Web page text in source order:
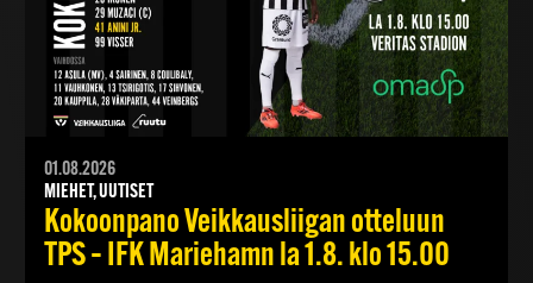
01.08.2026
MIEHET, UUTISET
Kokoonpano Veikkausliigan otteluun
TPS – IFK Mariehamn la 1.8. klo 15.00